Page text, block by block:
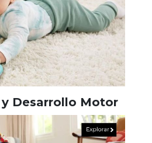
Desarrollo Motor